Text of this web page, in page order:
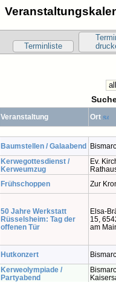
Terminliste
Veranstaltung Ort
Baumstellen / Galaabend
Kerwegottesdienst /
Kerweumzug
Ev.
Frühschoppen Zur
50 Jahre Werkstatt
Rüsselsheim: Tag der
offenen Tür
Elsa-
15,
am
Hutkonzert
Kerweolympiade /
Partyabend